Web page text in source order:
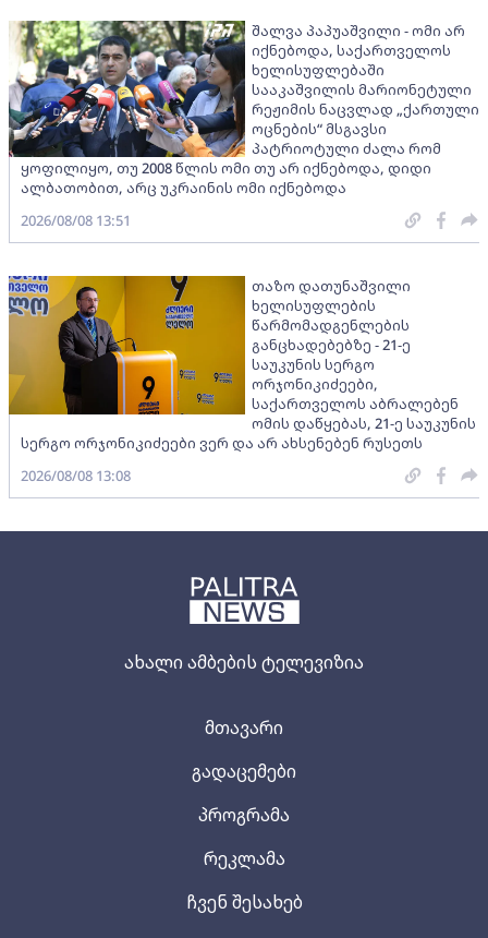
ახალი ამბების ტელევიზია
მთავარი
გადაცემები
პროგრამა
რეკლამა
ჩვენ შესახებ
შალვა პაპუაშვილი - ომი არ
იქნებოდა, საქართველოს
ხელისუფლებაში
სააკაშვილის მარიონეტული
რეჟიმის ნაცვლად „ქართული
ოცნების“ მსგავსი
პატრიოტული ძალა რომ
ყოფილიყო, თუ 2008 წლის ომი თუ არ იქნებოდა, დიდი
ალბათობით, არც უკრაინის ომი იქნებოდა
2026/08/08 13:51
თაზო დათუნაშვილი
ხელისუფლების
წარმომადგენლების
განცხადებებზე - 21-ე
საუკუნის სერგო
ორჯონიკიძეები,
საქართველოს აბრალებენ
ომის დაწყებას, 21-ე საუკუნის
სერგო ორჯონიკიძეები ვერ და არ ახსენებენ რუსეთს
2026/08/08 13:08